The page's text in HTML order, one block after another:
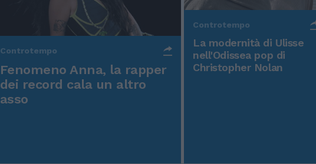
Controtempo
Fenomeno Anna, la rapper
dei record cala un altro
asso
Controtempo
La modernità di Ulisse
nell'Odissea pop di
Christopher Nolan